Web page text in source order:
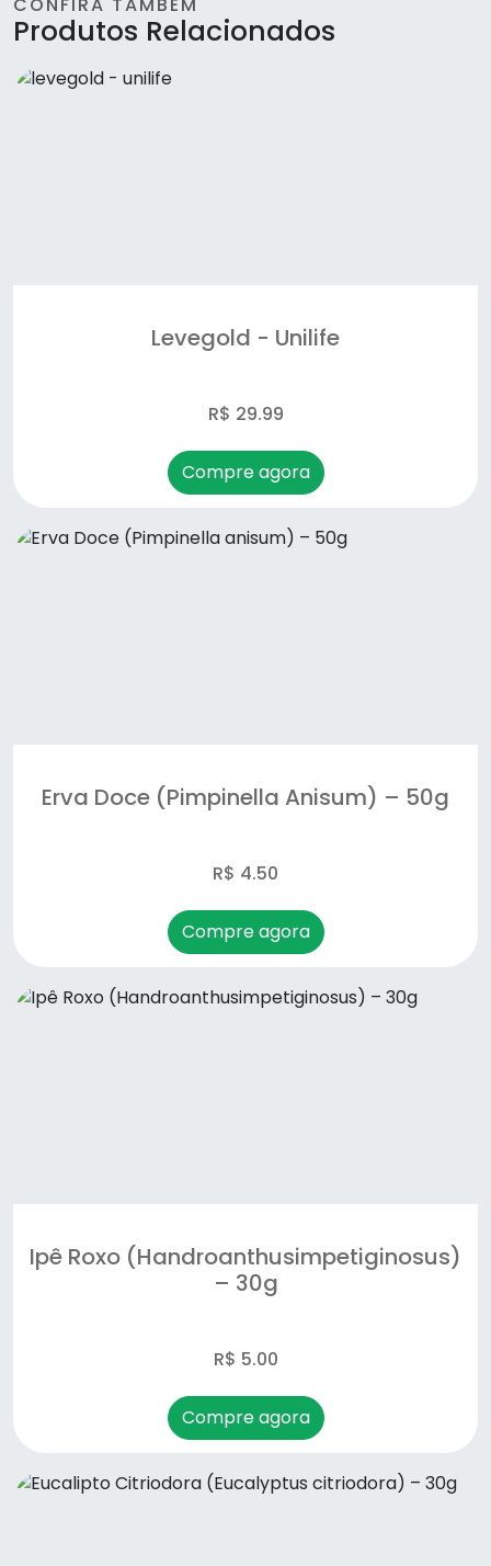
super digestive enzymes - Sunfood
Termo Active- Sunfood
Produtos Relacionados
Levegold - Unilife
R$ 29.99
Compre agora
Erva Doce (Pimpinella Anisum) – 50g
R$ 4.50
Compre agora
Ipê Roxo (Handroanthusimpetiginosus)
– 30g
R$ 5.00
Compre agora